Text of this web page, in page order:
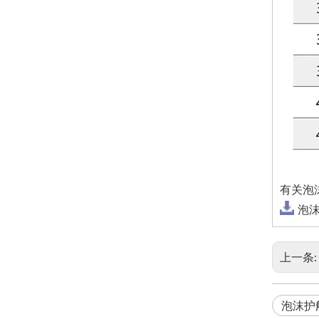
有关泡
泡
上一条:
泡沫护